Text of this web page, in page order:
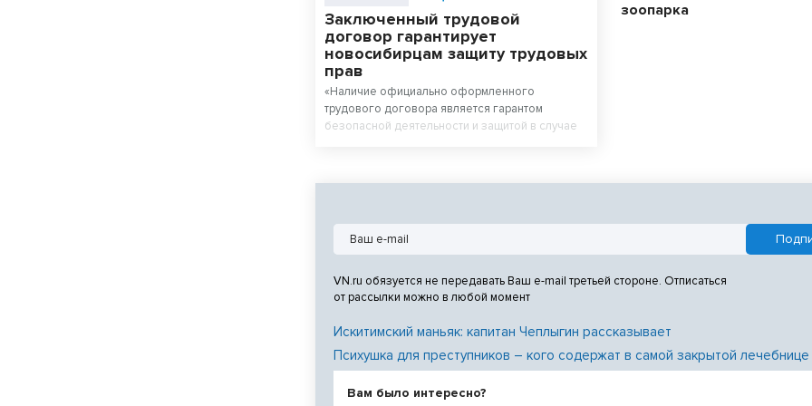
Заключенный трудовой
договор гарантирует
новосибирцам защиту трудовых
прав
«Наличие официально оформленного
трудового договора является гарантом
безопасной деятельности и защитой в случае
Новосибирской области Вадим Балашов.
зоопарка
VN.ru обязуется не передавать Ваш e-mail третьей стороне. Отписаться
от рассылки можно в любой момент
Искитимский маньяк: капитан Чеплыгин рассказывает
Психушка для преступников – кого содержат в самой закрытой
Вам было интересно?